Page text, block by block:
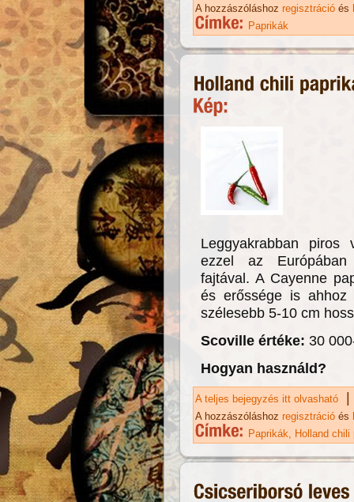
A hozzászóláshoz regisztráció és
Paprikák
Leggyakrabban piros
ezzel az Európában
fajtával. A Cayenne
és erőssége is ahhoz
szélesebb 5-10 cm
Scoville értéke: 30
Hogyan használd?
A teljes bejegyzés itt olvasható |
A hozzászóláshoz regisztráció és
Paprikák
Holland chili